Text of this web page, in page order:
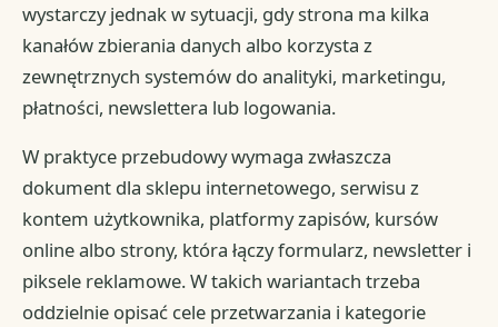
wystarczy jednak w sytuacji, gdy strona ma kilka
kanałów zbierania danych albo korzysta z
zewnętrznych systemów do analityki, marketingu,
płatności, newslettera lub logowania.
W praktyce przebudowy wymaga zwłaszcza
dokument dla sklepu internetowego, serwisu z
kontem użytkownika, platformy zapisów, kursów
online albo strony, która łączy formularz, newsletter i
piksele reklamowe. W takich wariantach trzeba
oddzielnie opisać cele przetwarzania i kategorie